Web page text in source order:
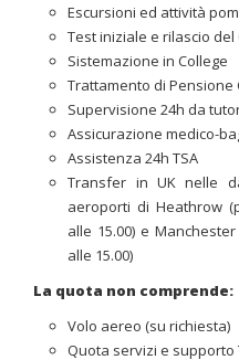
Escursioni ed attività
Test iniziale e rilascio
Sistemazione in College
Trattamento di Pensione
Supervisione 24h da
Assicurazione medico-
Assistenza 24h TSA
Transfer in UK nelle
aeroporti di Heathrow
alle 15.00) e
alle 15.00)
La quota non comprende:
Volo aereo (su richiesta)
Quota servizi e supporto